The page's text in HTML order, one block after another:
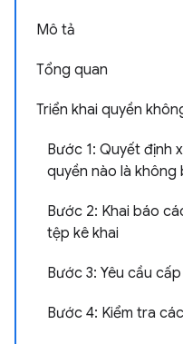
Mô tả
Tổng quan
Triển khai quyền
Bước 1: Quyết định
quyền nào là
Bước 2: Khai báo
tệp kê khai
Bước 3: Yêu cầu
Bước 4: Kiểm tra